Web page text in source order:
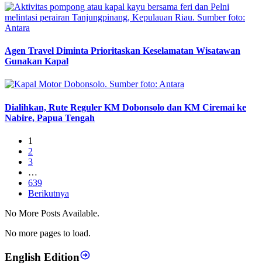
Agen Travel Diminta Prioritaskan Keselamatan Wisatawan
Gunakan Kapal
Dialihkan, Rute Reguler KM Dobonsolo dan KM Ciremai ke
Nabire, Papua Tengah
1
2
3
…
639
Berikutnya
No More Posts Available.
No more pages to load.
English Edition